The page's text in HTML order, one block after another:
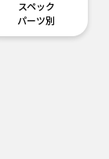
スペック
パーツ別